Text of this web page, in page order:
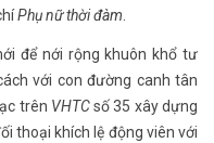
Phụ nữ thời đàm
để nới rộng khuôn khổ tư
với con đường canh tân
trên VHTCsố 35 xây dựng
thoại khích lệ động viên với